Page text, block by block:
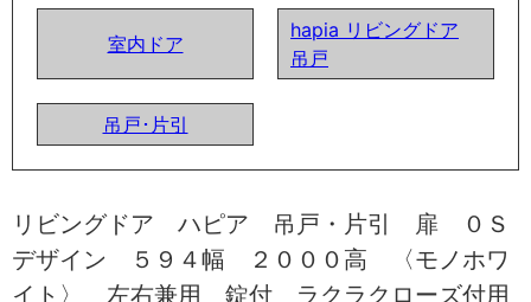
室内ドア
hapia リビングドア
吊戸
吊戸･片引
リビングドア ハピア 吊戸・片引 扉 ０Ｓ
デザイン ５９４幅 ２０００高 〈モノホワ
イト〉 左右兼用 錠付 ラクラクローズ付用